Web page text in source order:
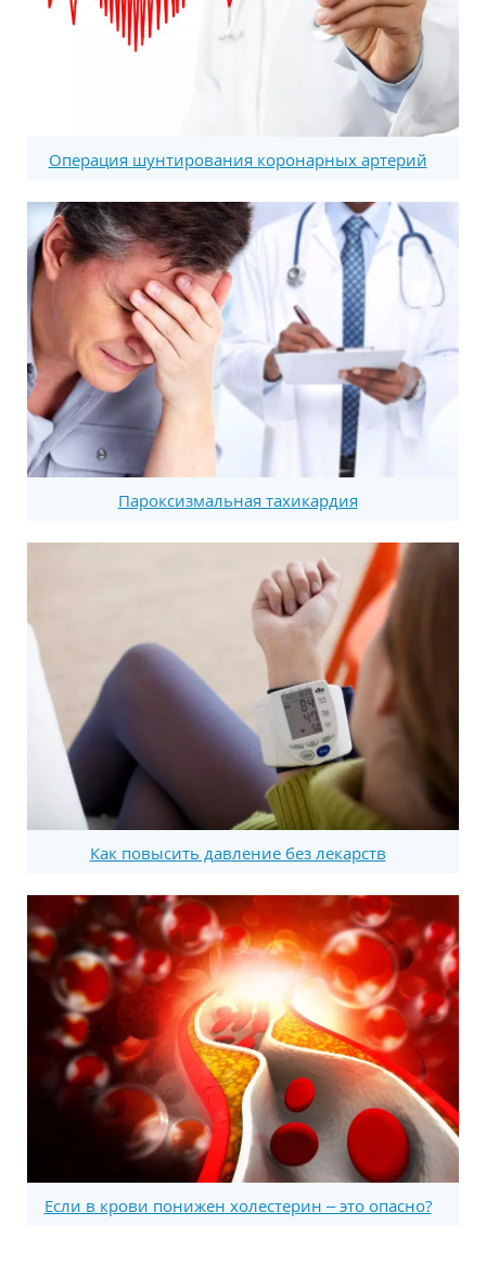
Операция шунтирования коронарных артерий
Пароксизмальная тахикардия
Как повысить давление без лекарств
Если в крови понижен холестерин – это опасно?